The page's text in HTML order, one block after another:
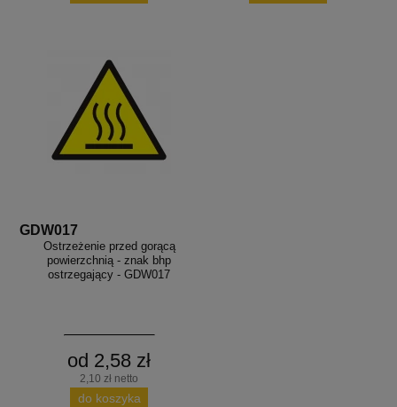
GDW017
Ostrzeżenie przed gorącą
powierzchnią - znak bhp
ostrzegający - GDW017
od 2,58 zł
2,10 zł netto
do koszyka